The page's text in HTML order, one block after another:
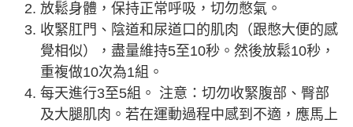
放鬆身體，保持正常呼吸，切勿憋氣。
收緊肛門、陰道和尿道口的肌肉（跟憋大便的感
覺相似），盡量維持5至10秒。然後放鬆10秒，
重複做10次為1組。
每天進行3至5組。 注意：切勿收緊腹部、臀部
及大腿肌肉。若在運動過程中感到不適，應馬上